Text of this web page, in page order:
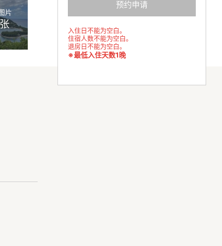
预约申请
入住日不能为空白。
住宿人数不能为空白。
退房日不能为空白。
※最低入住天数1晚
片
停放。